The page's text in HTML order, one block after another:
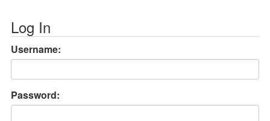
Log In
Username:
Password: